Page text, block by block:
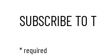
SUBSCRIBE TO
* required